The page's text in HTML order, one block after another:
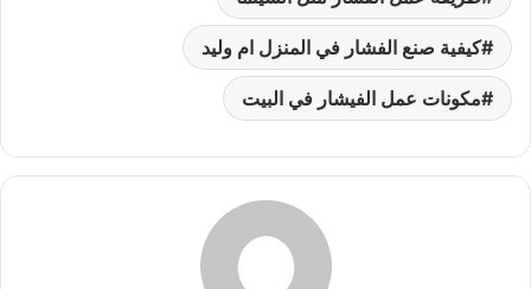
كيفية صنع الفشار في المنزل ام وليد
مكونات عمل الفيشار في البيت